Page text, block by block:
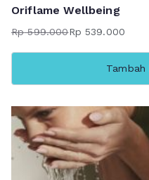
Oriflame Wellbeing
Rp599.000
Harga
aslinya
Rp 539.000
Harga
saat
Rp 539.000.
Tambah